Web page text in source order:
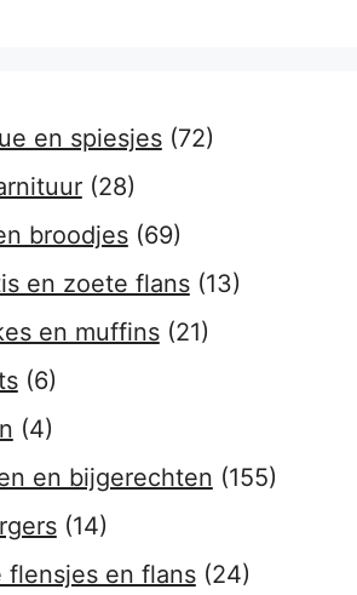
en spiesjes(72)
(28)
broodjes(69)
en zoete flans(13)
en muffins(21)
(6)
(4)
en bijgerechten (155)
(14)
flensjes en flans(24)